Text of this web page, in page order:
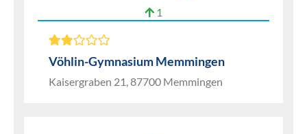
1
Vöhlin-Gymnasium Memmingen
Kaisergraben 21, 87700 Memmingen